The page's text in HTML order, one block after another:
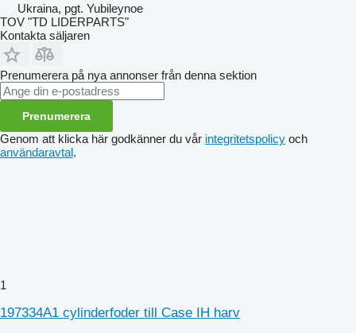
Ukraina, pgt. Yubileynoe
TOV "TD LIDERPARTS"
Kontakta säljaren
Prenumerera på nya annonser från denna sektion
Prenumerera
Genom att klicka här godkänner du vår integritetspolicy och
användaravtal.
1
197334A1 cylinderfoder till Case IH harv